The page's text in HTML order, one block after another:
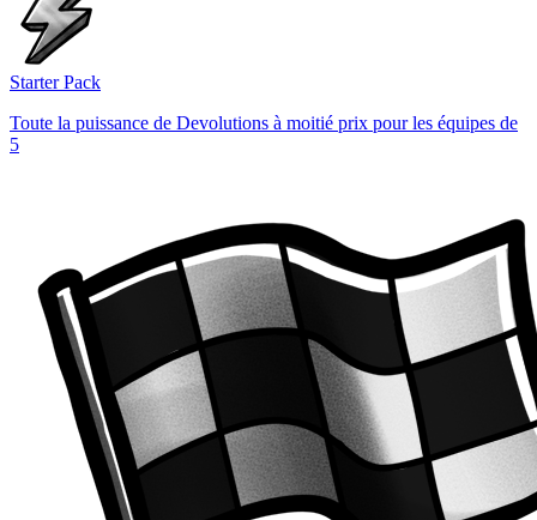
Starter Pack
Toute la puissance de Devolutions à moitié prix pour les équipes de
5